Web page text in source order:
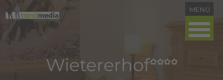
Wietererhof✿✿✿✿